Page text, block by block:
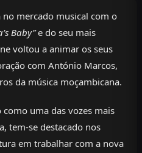
no mercado musical com o
Baby”e do seu mais
voltou a animar os seus
com António Marcos,
da música moçambicana.
uma das vozes mais
tem-se destacado nos
em trabalhar com a nova